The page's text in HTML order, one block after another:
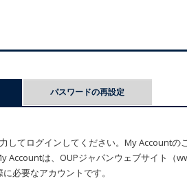
パスワードの再設定
してログインしてください。My Accountの
Accountは、OUPジャパンウェブサイト（
必要なアカウントです。